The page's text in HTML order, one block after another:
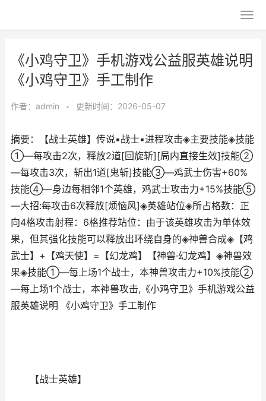
《小鸡守卫》手机游戏公益服英雄说明
《小鸡守卫》手工制作
作者： admin • 更新时间：2026-05-07
摘要：【战士英雄】传说▪战士▪进程攻击◈主要技能◈技能
①—每攻击2次，释放2道[回旋斩][局内直接生效]技能②
—每攻击3次，斩出1道[鬼斩]技能③—鸡武士伤害+60%
技能④—身边每相邻1个英雄，鸡武士攻击力+15%技能⑤
—大招:每攻击6次释放[烦恼风]◈英雄站位◈所占格数：正
向4格攻击射程：6格推荐站位：由于该英雄攻击为单体效
果，但其强化技能可以释放出环绕自身的◈神兽合成◈【鸡
武士】+【鸡天使】=【幻龙鸡】【神兽·幻龙鸡】◈神兽效
果◈技能①—每上场1个战士，本神兽攻击力+10%技能②
—每上场1个战士，本神兽攻击,《小鸡守卫》手机游戏公益
服英雄说明 《小鸡守卫》手工制作
【战士英雄】